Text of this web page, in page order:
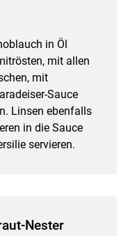
in Öl
mit allen
mit
Sauce
Linsen ebenfalls
in die Sauce
servieren.
Nester